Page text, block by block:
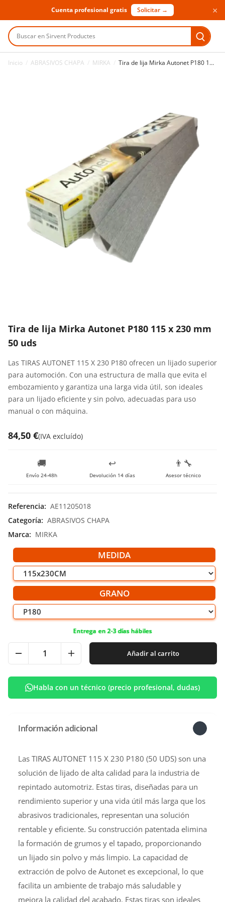
Cuenta profesional gratis Solicitar → ×
Buscar en Sirvent Productes
Inicio ABRASIVOS CHAPA MIRKA Tira de lija Mirka Autonet P180 115 x 230 mm 50 uds
Tira de lija Mirka Autonet P180 115 x 230 mm
50 uds
Las TIRAS AUTONET 115 X 230 P180 ofrecen un lijado superior
para automoción. Con una estructura de malla que evita el
embozamiento y garantiza una larga vida útil, son ideales
para un lijado eficiente y sin polvo, adecuadas para uso
manual o con máquina.
84,50 €(IVA excluído)
🚚
Envío 24-48h
↩️
Devolución 14 días
👨‍🔧
Asesor técnico
Referencia: AE11205018
Categoría: ABRASIVOS CHAPA
Marca: MIRKA
MEDIDA
GRANO
Entrega en 2-3 días hábiles
Añadir al carrito
Habla con un técnico (precio profesional, dudas)
Información adicional
Las TIRAS AUTONET 115 X 230 P180 (50 UDS) son una
solución de lijado de alta calidad para la industria de
repintado automotriz. Estas tiras, diseñadas para un
rendimiento superior y una vida útil más larga que los
abrasivos tradicionales, representan una solución
rentable y eficiente. Su construcción patentada elimina
la formación de grumos y el tapado, proporcionando
un lijado sin polvo y más limpio. La capacidad de
extracción de polvo de Autonet es excepcional, lo que
facilita un ambiente de trabajo más saludable y
mejora la calidad del acabado. Estas tiras son ideales